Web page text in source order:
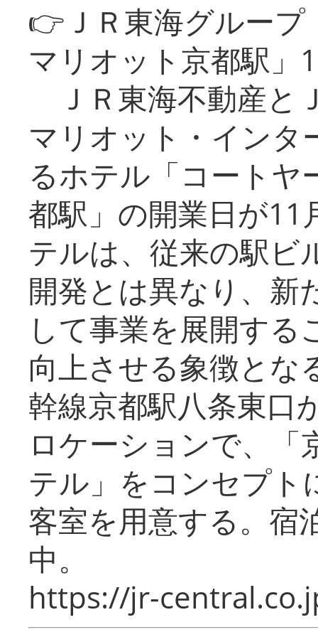
👉ＪＲ東海グルー
マリオット京都駅」
ＪＲ東海不動産と
マリオット・インタ
るホテル「コートヤ
都駅」の開業日が11
テルは、従来の駅ビ
開発とは異なり、新
して事業を展開する
向上させる象徴とな
幹線京都駅八条東口
ロケーションで、「
テル」をコンセプト
客室を用意する。宿
中。
https://jr-